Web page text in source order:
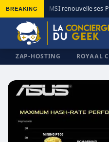
BREAKING MSI renouvelle ses
ZAP-HOSTING ROYAAL